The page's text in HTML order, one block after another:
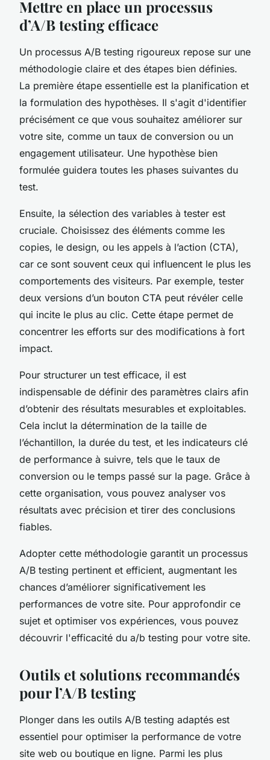
Mettre en place un processus
d’A/B testing efficace
Un processus A/B testing rigoureux repose sur une
méthodologie claire et des étapes bien définies.
La première étape essentielle est la planification et
la formulation des hypothèses. Il s'agit d'identifier
précisément ce que vous souhaitez améliorer sur
votre site, comme un taux de conversion ou un
engagement utilisateur. Une hypothèse bien
formulée guidera toutes les phases suivantes du
test.
Ensuite, la sélection des variables à tester est
cruciale. Choisissez des éléments comme les
copies, le design, ou les appels à l’action (CTA),
car ce sont souvent ceux qui influencent le plus les
comportements des visiteurs. Par exemple, tester
deux versions d’un bouton CTA peut révéler celle
qui incite le plus au clic. Cette étape permet de
concentrer les efforts sur des modifications à fort
impact.
Pour structurer un test efficace, il est
indispensable de définir des paramètres clairs afin
d’obtenir des résultats mesurables et exploitables.
Cela inclut la détermination de la taille de
l’échantillon, la durée du test, et les indicateurs clé
de performance à suivre, tels que le taux de
conversion ou le temps passé sur la page. Grâce à
cette organisation, vous pouvez analyser vos
résultats avec précision et tirer des conclusions
fiables.
Adopter cette méthodologie garantit un processus
A/B testing pertinent et efficient, augmentant les
chances d’améliorer significativement les
performances de votre site. Pour approfondir ce
sujet et optimiser vos expériences, vous pouvez
découvrir l'efficacité du a/b testing pour votre site.
Outils et solutions recommandés
pour l’A/B testing
Plonger dans les outils A/B testing adaptés est
essentiel pour optimiser la performance de votre
site web ou boutique en ligne. Parmi les plus